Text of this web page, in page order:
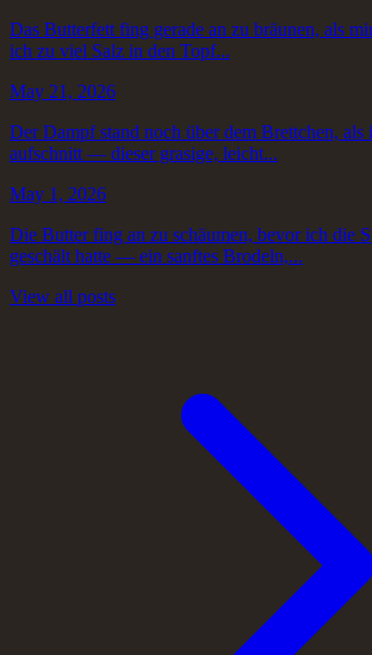
Das Butterfett fing gerade an zu bräunen, als
ich zu viel Salz in den Topf...
May 21, 2026
Der Dampf stand noch über dem Brettchen, als
aufschnitt — dieser grasige, leicht...
May 1, 2026
Die Butter fing an zu schäumen, bevor ich die
geschält hatte — ein sanftes Brodeln,...
View all posts